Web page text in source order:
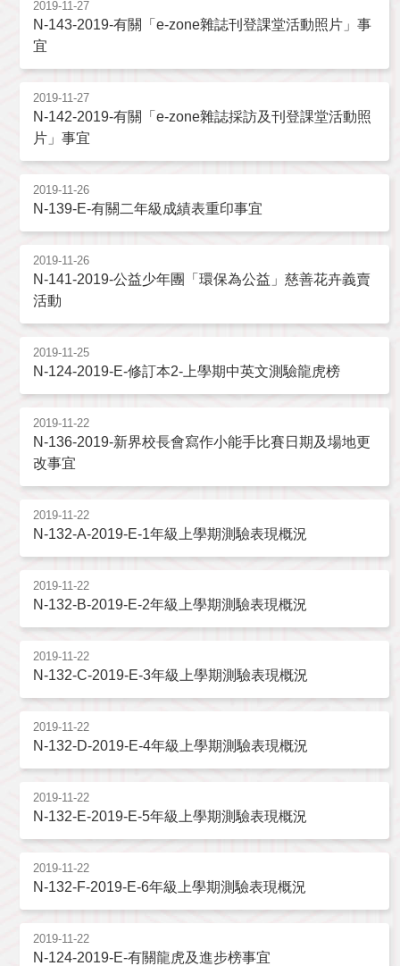
2019-11-27
N-143-2019-有關「e-zone雜誌刊登課堂活動照片」事
宜
2019-11-27
N-142-2019-有關「e-zone雜誌採訪及刊登課堂活動照
片」事宜
2019-11-26
N-139-E-有關二年級成績表重印事宜
2019-11-26
N-141-2019-公益少年團「環保為公益」慈善花卉義賣
活動
2019-11-25
N-124-2019-E-修訂本2-上學期中英文測驗龍虎榜
2019-11-22
N-136-2019-新界校長會寫作小能手比賽日期及場地更
改事宜
2019-11-22
N-132-A-2019-E-1年級上學期測驗表現概況
2019-11-22
N-132-B-2019-E-2年級上學期測驗表現概況
2019-11-22
N-132-C-2019-E-3年級上學期測驗表現概況
2019-11-22
N-132-D-2019-E-4年級上學期測驗表現概況
2019-11-22
N-132-E-2019-E-5年級上學期測驗表現概況
2019-11-22
N-132-F-2019-E-6年級上學期測驗表現概況
2019-11-22
N-124-2019-E-有關龍虎及進步榜事宜